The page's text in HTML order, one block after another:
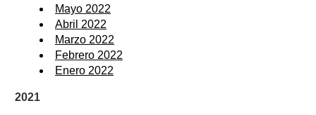
Mayo 2022
Abril 2022
Marzo 2022
Febrero 2022
Enero 2022
2021